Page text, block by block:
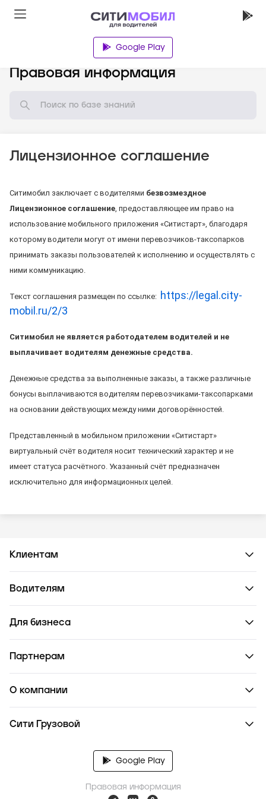
Google Play
Правовая информация
Лицензионное соглашение
Ситимобил заключает с водителями безвозмездное
Лицензионное соглашение, предоставляющее им право на
использование мобильного приложения «Ситистарт», благодаря
которому водители могут от имени перевозчиков-таксопарков
принимать заказы пользователей к исполнению и осуществлять с
ними коммуникацию.
Текст соглашения размещен по ссылке: https://legal.city-
mobil.ru/2/3
Ситимобил не является работодателем водителей и не
выплачивает водителям денежные средства.
Денежные средства за выполненные заказы, а также различные
бонусы выплачиваются водителям перевозчиками-таксопарками
на основании действующих между ними договорённостей.
Представленный в мобильном приложении «Ситистарт»
виртуальный счёт водителя носит технический характер и не
имеет статуса расчётного. Указанный счёт предназначен
исключительно для информационных целей.
Клиентам
Водителям
Для бизнеса
Партнерам
О компании
Сити Грузовой
Google Play
Правовая информация